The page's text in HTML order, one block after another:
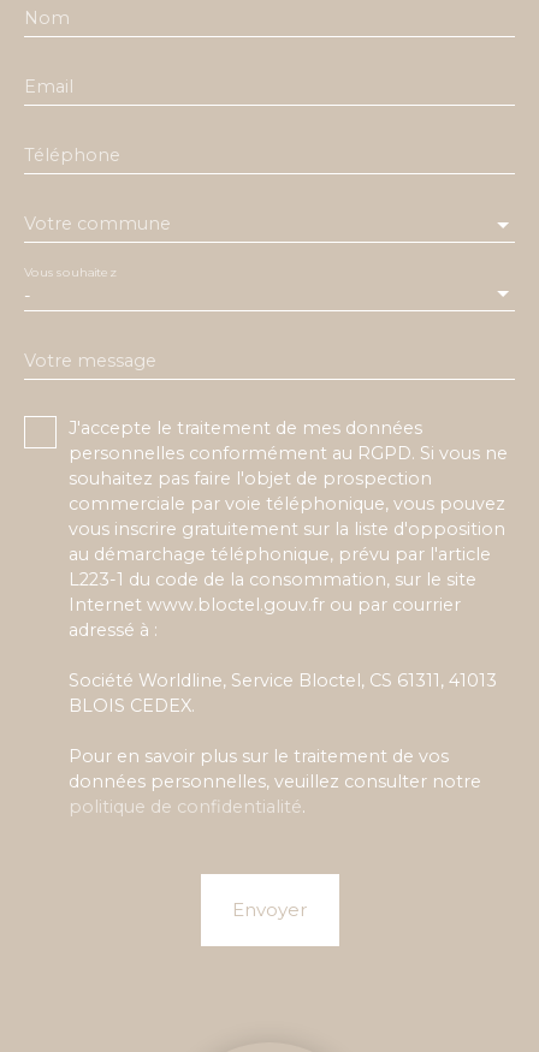
Nom
Email
Téléphone
Votre commune
-
Vous souhaitez
Votre message
J'accepte le traitement de mes données
personnelles conformément au RGPD. Si vous ne
souhaitez pas faire l'objet de prospection
commerciale par voie téléphonique, vous pouvez
vous inscrire gratuitement sur la liste d'opposition
au démarchage téléphonique, prévu par l'article
L223-1 du code de la consommation, sur le site
Internet www.bloctel.gouv.fr ou par courrier
adressé à :
Société Worldline, Service Bloctel, CS 61311, 41013
BLOIS CEDEX.
Pour en savoir plus sur le traitement de vos
données personnelles, veuillez consulter notre
politique de confidentialité.
Envoyer